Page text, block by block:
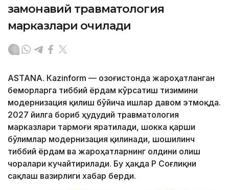
замонавий травматология
марказлари очилади
ASTANА. Кazinform — Қозоғистонда жароҳатланган
беморларга тиббий ёрдам кўрсатиш тизимини
модернизация қилиш бўйича ишлар давом этмоқда.
2027 йилга бориб ҳудудий травматология
марказлари тармоғи яратилади, шокка қарши
бўлимлар модернизация қилинади, шошилинч
тиббий ёрдам ва жароҳатларнинг олдини олиш
чоралари кучайтирилади. Бу ҳақда ҚР Соғлиқни
сақлаш вазирлиги хабар берди.